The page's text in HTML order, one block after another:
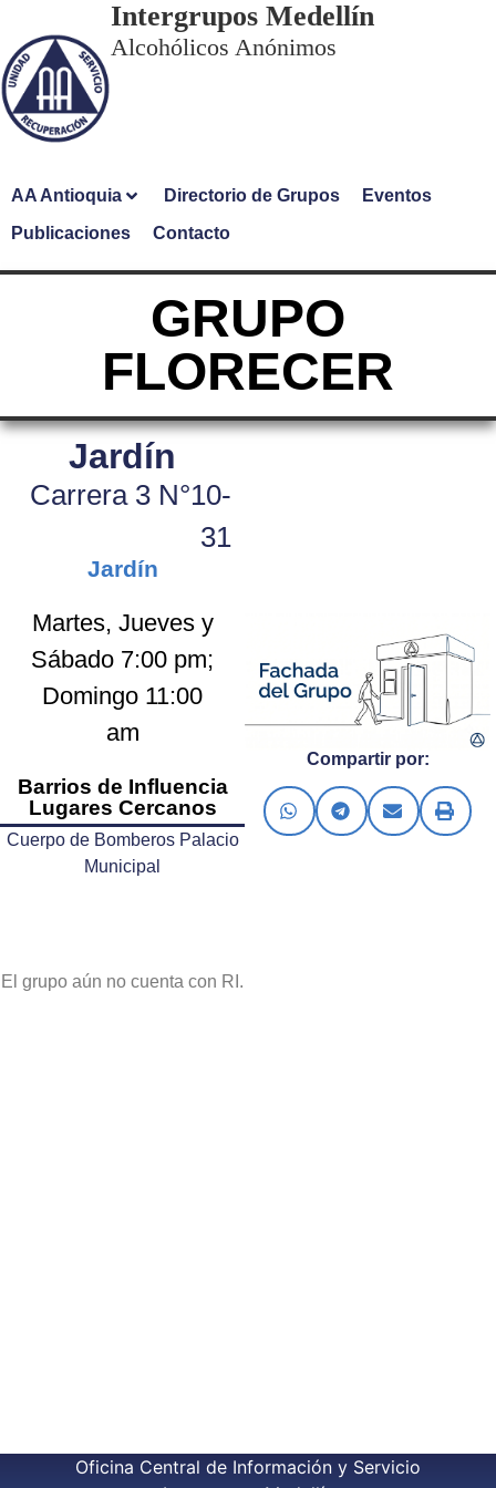
Intergrupos Medellín
Alcohólicos Anónimos
AA Antioquia Directorio de Grupos
Eventos
Publicaciones
Contacto
GRUPO
FLORECER
Jardín
Carrera 3 N°10-
31
Jardín
Martes, Jueves y
Sábado 7:00 pm;
Domingo 11:00
am
Barrios de Influencia
Lugares Cercanos
Cuerpo de Bomberos Palacio
Municipal
El grupo aún no cuenta con RI.
Compartir por:
Oficina Central de Información y Servicio